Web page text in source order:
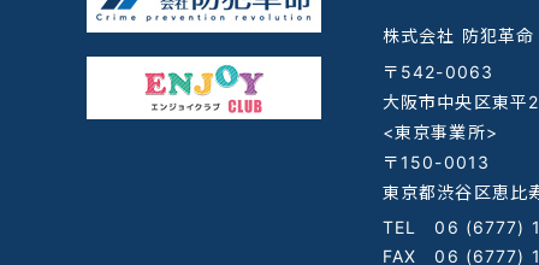
株式会社 防犯革命
〒542-0063
大阪市中央区東
<東京事業所>
〒150-0013
東京都渋谷区恵比
TEL06 (6777)
FAX 06 (6777)